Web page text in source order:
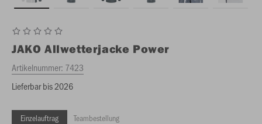
JAKO Allwetterjacke Power
Artikelnummer: 7423
Lieferbar bis 2026
Einzelauftrag Teambestellung